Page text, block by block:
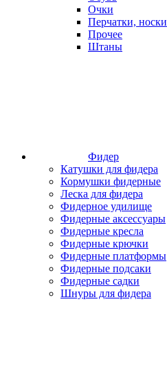
Очки
Перчатки, носки
Прочее
Штаны
Фидер
Катушки для фидера
Кормушки фидерные
Леска для фидера
Фидерное удилище
Фидерные аксессуары
Фидерные кресла
Фидерные крючки
Фидерные платформы
Фидерные подсаки
Фидерные садки
Шнуры для фидера